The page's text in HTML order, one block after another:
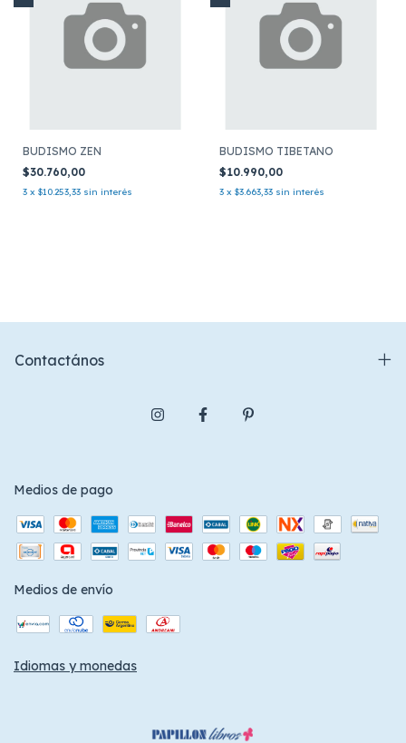
BUDISMO ZEN
$30.760,00
3 x $10.253,33 sin interés
BUDISMO TIBETANO
$10.990,00
3 x $3.663,33 sin interés
Contactános
Medios de pago
Medios de envío
Idiomas y monedas